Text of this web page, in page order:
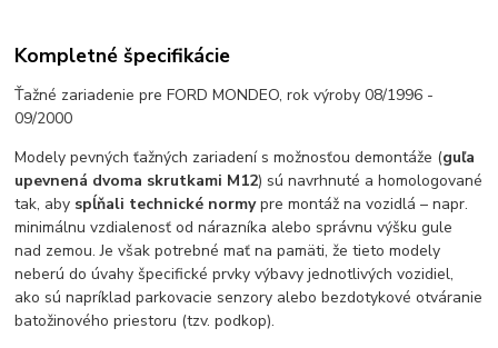
Kompletné špecifikácie
Ťažné zariadenie pre FORD MONDEO, rok výroby 08/1996 -
09/2000
Modely pevných ťažných zariadení s možnosťou demontáže (guľa
upevnená dvoma skrutkami M12) sú navrhnuté a homologované
tak, aby spĺňali technické normypre montáž na vozidlá – napr.
minimálnu vzdialenosť od nárazníka alebo správnu výšku gule
nad zemou. Je však potrebné mať na pamäti, že tieto modely
neberú do úvahy špecifické prvky výbavy jednotlivých vozidiel,
ako sú napríklad parkovacie senzory alebo bezdotykové otváranie
batožinového priestoru (tzv. podkop).